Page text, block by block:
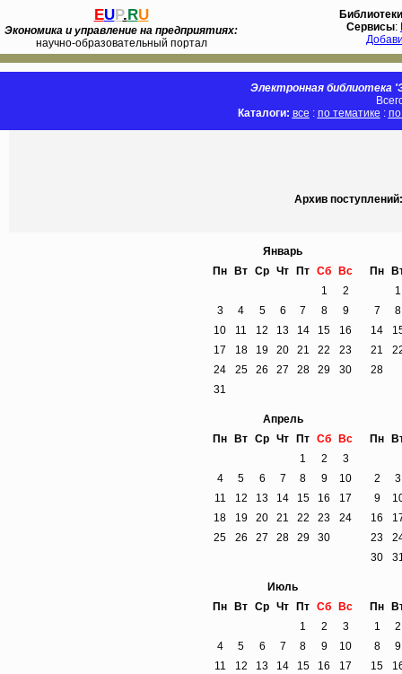
EUP.RU
Экономика и управление на предприятиях:
научно-образовательный портал
Библиотеки
Сервисы:
Электронная библиотека
Каталоги: все : по тематике :
Архив
Январь
Пн
Вт Ср Чт Пт Сб
Вс
1
2
3
4 5 6 7 8
9
10
11 12 13 14 15
16
17
18 19 20 21 22
23
24
25 26 27 28 29
30
31
Пн
1
7
8
14
21
28
Апрель
Пн
Вт Ср Чт Пт Сб
Вс
1
2
3
4
5 6 7 8 9
10
11
12 13 14 15 16
17
18
19 20 21 22 23
24
25
26 27 28 29 30
Пн
2
3
9
16
23
30
Июль
Пн
Вт Ср Чт Пт Сб
Вс
1
2
3
4
5 6 7 8 9
10
11
12 13 14 15 16
17
Пн
1
2
8
9
15